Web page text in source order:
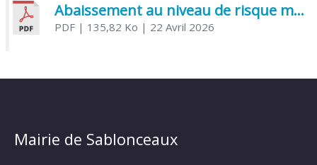
Abaissement au niveau de risque modéré de l’Influenza aviaire
PDF| 135,82 Ko | 22 Avril 2026
Mairie de Sablonceaux